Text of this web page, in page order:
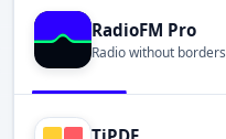
RadioFM Pro
Radio without borders